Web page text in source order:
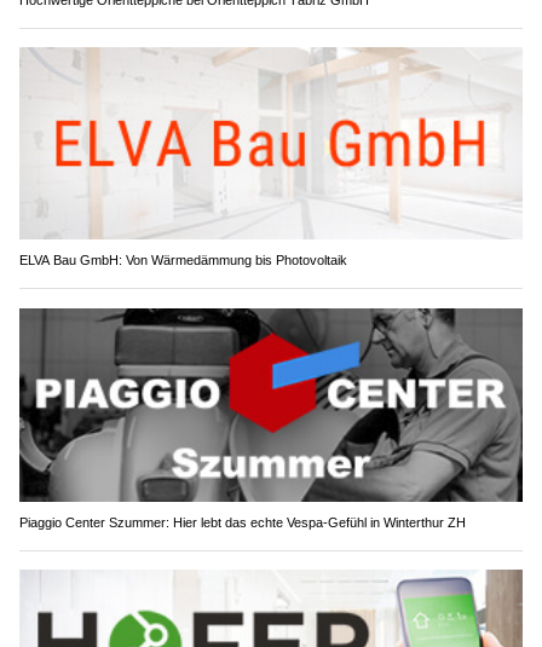
ELVA Bau GmbH: Von Wärmedämmung bis Photovoltaik
Piaggio Center Szummer: Hier lebt das echte Vespa-Gefühl in Winterthur ZH